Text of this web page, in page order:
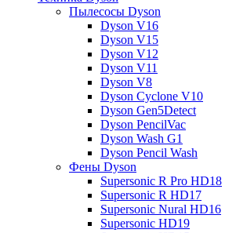
Пылесосы Dyson
Dyson V16
Dyson V15
Dyson V12
Dyson V11
Dyson V8
Dyson Cyclone V10
Dyson Gen5Detect
Dyson PencilVac
Dyson Wash G1
Dyson Pencil Wash
Фены Dyson
Supersonic R Pro HD18
Supersonic R HD17
Supersonic Nural HD16
Supersonic HD19